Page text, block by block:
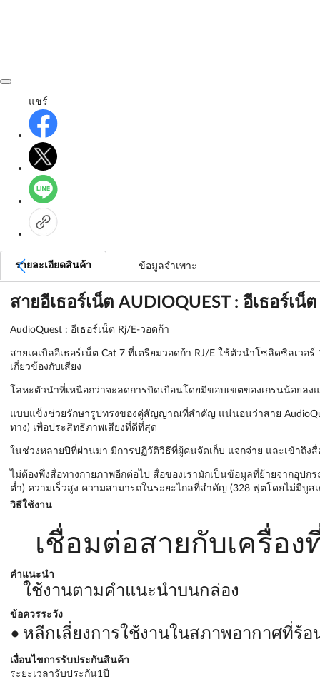
แชร์
รายละเอียดสินค้า ข้อมูลจำเพาะ
สายอีเธอร์เน็ต AUDIOQUEST : อีเธอร์เน็
AudioQuest : อีเธอร์เน็ต Rj/E-วอดก้า
สายเคเบิลอีเธอร์เน็ต Cat 7 ที่เตรียมวอดก้า RJ/E ใช้ตัวนำโซลิดซิลเ
เกี่ยวข้องกับเสียง
โลหะตัวนำที่เหนือกว่าจะลดการบิดเบือนโดยมีขอบเขตของเกรนน้อย
แบบแข็งช่วยรักษารูปทรงของคู่สัญญาณที่สำคัญ แน่นอนว่าสาย
ทาง) เพื่อประสิทธิภาพเสียงที่ดีที่สุด
ในช่วงหลายปีที่ผ่านมา มีการปฏิวัติวิธีที่ผู้คนจัดเก็บ แจกจ่าย และเข้าถึ
ไม่ต้องพึ่งสื่อทางกายภาพอีกต่อไป สื่อของเรามักเป็นข้อมูลที่ย้ายจากอุป
ต่ำ) ความเร็วสูง ความสามารถในระยะไกลที่สำคัญ (328 ฟุตโดยไม่มีบู
วิธีใช้งาน
เชื่อมต่อสายกับเครื่อง
คำแนะนำ
ใช้งานตามคำแนะนำบนกล่อง
ข้อควรระวัง
หลีกเลี่ยงการใช้งานในสภาพอากาศที่ร้
เงื่อนไขการรับประกันสินค้า
ระยะเวลารับประกัน1ปี